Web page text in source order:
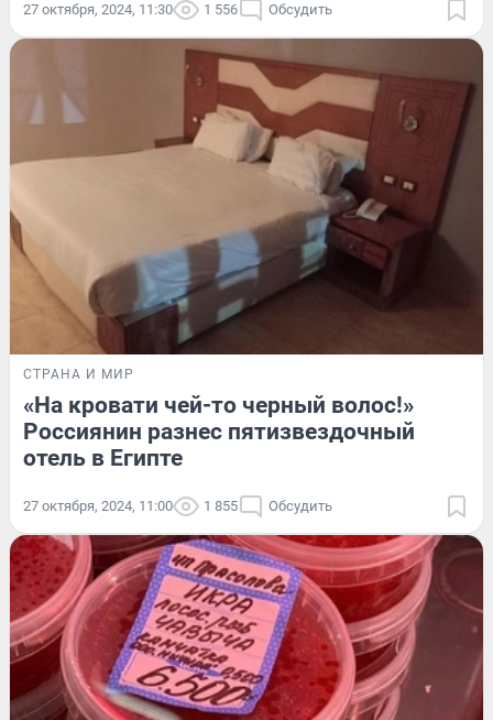
27 октября, 2024, 11:30 1 556 Обсудить
СТРАНА И МИР
«На кровати чей-то черный волос!»
Россиянин разнес пятизвездочный
отель в Египте
27 октября, 2024, 11:00 1 855 Обсудить